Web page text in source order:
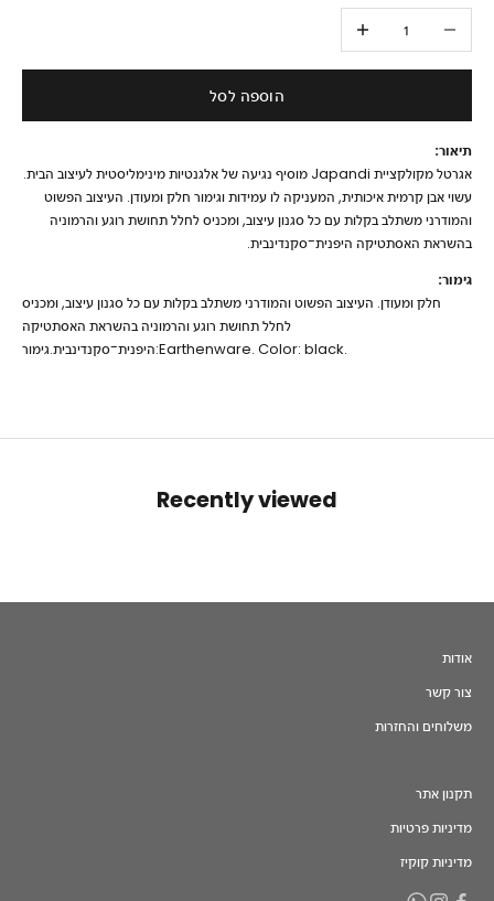
הגדלת הכמות
הוספה לסל
תיאור:
אגרטל מקולקציית Japandi מוסיף נגיעה של אלגנטיות מינימליסטית לעיצוב הבית.
עשוי אבן קרמית איכותית, המעניקה לו עמידות וגימור חלק ומעודן. העיצוב הפשוט
והמודרני משתלב בקלות עם כל סגנון עיצוב, ומכניס לחלל תחושת רוגע והרמוניה
בהשראת האסתטיקה היפנית־סקנדינבית.
גימור:
חלק ומעודן. העיצוב הפשוט והמודרני משתלב בקלות עם כל סגנון עיצוב, ומכניס
לחלל תחושת רוגע והרמוניה בהשראת האסתטיקה
היפנית־סקנדינבית.גימור:Earthenware. Color: black.
Recently viewed
אודות
צור קשר
משלוחים והחזרות
תקנון אתר
מדיניות פרטיות
מדיניות קוקיז